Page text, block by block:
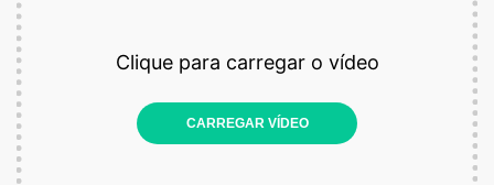
Clique para carregar o vídeo
CARREGAR VÍDEO